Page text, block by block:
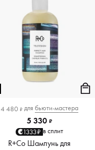
4 480 ₽ для бьюти-мастера
5 330 ₽
1333₽ в сплит
R+Co Шампунь для